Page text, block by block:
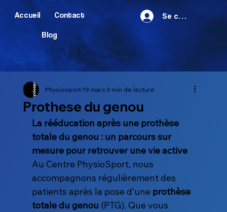
Se connecter
Accueil Contact
Blog
Prothese du genou
Physiosport19 mars3 min de lecture
La rééducation après une prothèse
totale du genou : un parcours sur
mesure pour retrouver une vie active
Au Centre PhysioSport, nous
accompagnons régulièrement des
patients après la pose d’une prothèse
totale du genou (PTG). Que vous